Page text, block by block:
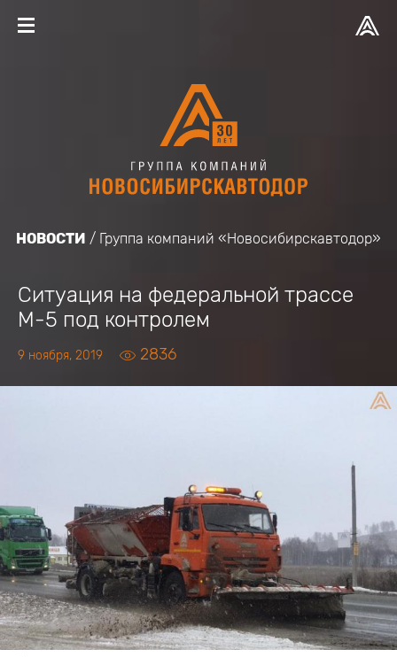
НОВОСТИ Группа компаний «Новосибирскавтодор»
Ситуация на федеральной трассе
М-5 под контролем
9 ноября, 2019 2836